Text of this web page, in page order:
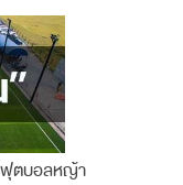
ฟุตบอลหญ้า